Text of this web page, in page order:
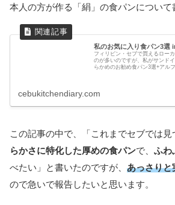
本人の方が作る「絹」の食パンについて
私のお気に入り食パン3選
フィリピン・セブで買えるロー
のが多いのですが、私がサンド
らかめのお勧め食パン3選+アル
cebukitchendiary.com
この記事の中で、「これまでセブでは
らかさに特化した厚めの食パンで、 ふわ
べたい」と書いたのですが、 あっさりと
ので急いで報告したいと思います。